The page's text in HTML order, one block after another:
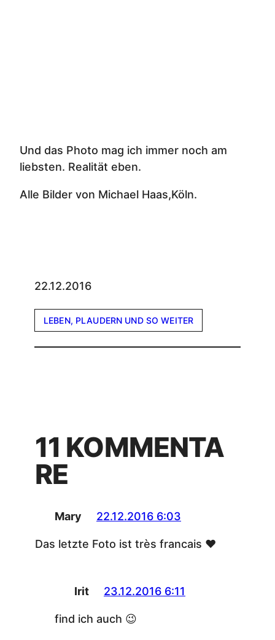
Und das Photo mag ich immer noch am
liebsten. Realität eben.
Alle Bilder von Michael Haas,Köln.
22.12.2016
LEBEN, PLAUDERN UND SO WEITER
11 KOMMENTA
RE
Mary 22.12.2016 6:03
Das letzte Foto ist très francais ♥
Irit 23.12.2016 6:11
find ich auch 😉